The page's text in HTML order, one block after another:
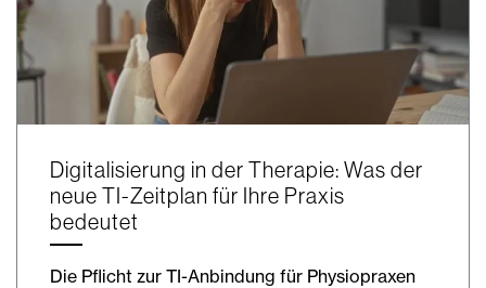
Digitalisierung in der Therapie: Was der
neue TI-Zeitplan für Ihre Praxis
bedeutet
Die Pflicht zur TI-Anbindung für Physiopraxen